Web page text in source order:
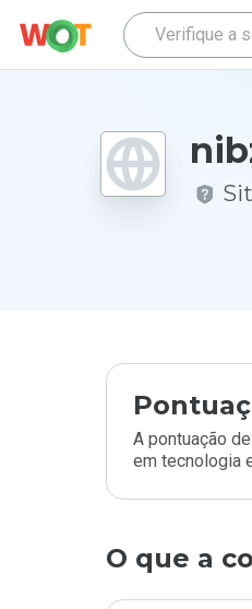
A pontuação
em tecnologia
O que a